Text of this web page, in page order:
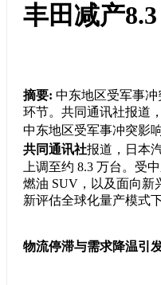
丰田减产
摘要: 中东地区受军事
环节。共同通讯社报道
中东地区受军事冲突影响
共同通讯社报道，日本
上调至约 8.3 万台。受
燃油 SUV，以及面向新
新评估全球化量产模式
物流停滞与需求降温引